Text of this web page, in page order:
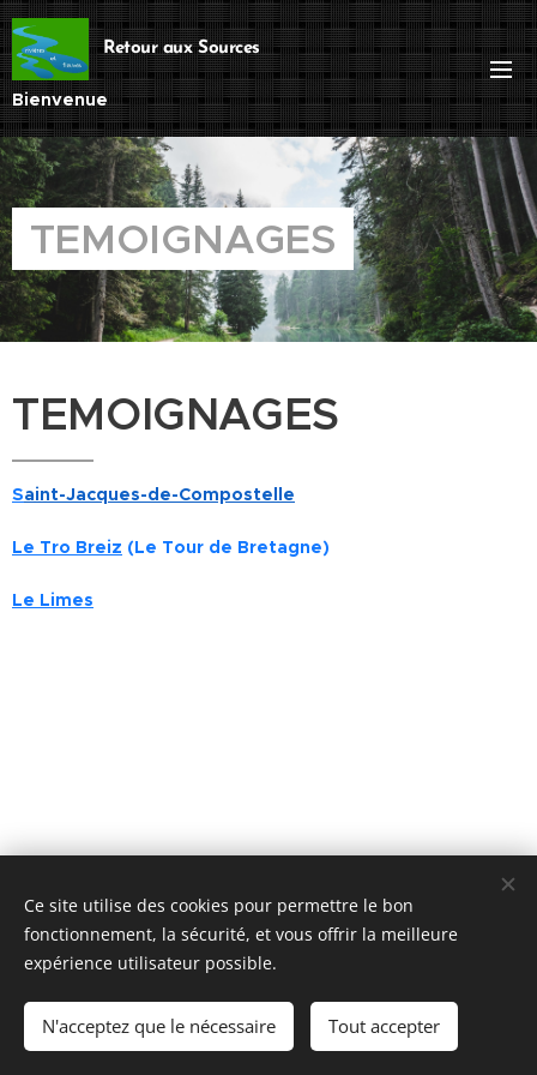
Retour aux Sources
Bienvenue
TEMOIGNAGES
TEMOIGNAGES
Saint-Jacques-de-Compostelle
Le Tro Breiz (Le Tour de Bretagne)
Le Limes
Cookies
Langues
Deutsch
Ce site utilise des cookies pour permettre le bon
fonctionnement, la sécurité, et vous offrir la meilleure
expérience utilisateur possible.
N'acceptez que le nécessaire Tout accepter